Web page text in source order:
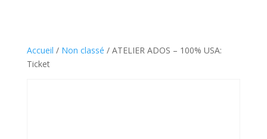
Accueil / Non classé / ATELIER ADOS – 100% USA:
Ticket